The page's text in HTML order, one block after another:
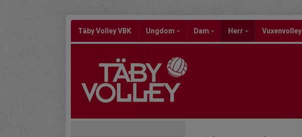
Täby Volley VBK Ungdom Dam Herr Vuxenvolley